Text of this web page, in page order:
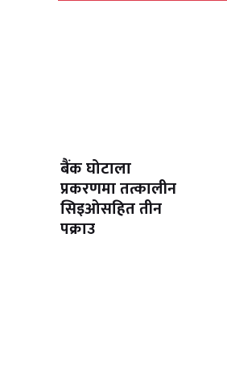
बैंक घोटाला
प्रकरणमा तत्कालीन
सिइओसहित तीन
पक्राउ